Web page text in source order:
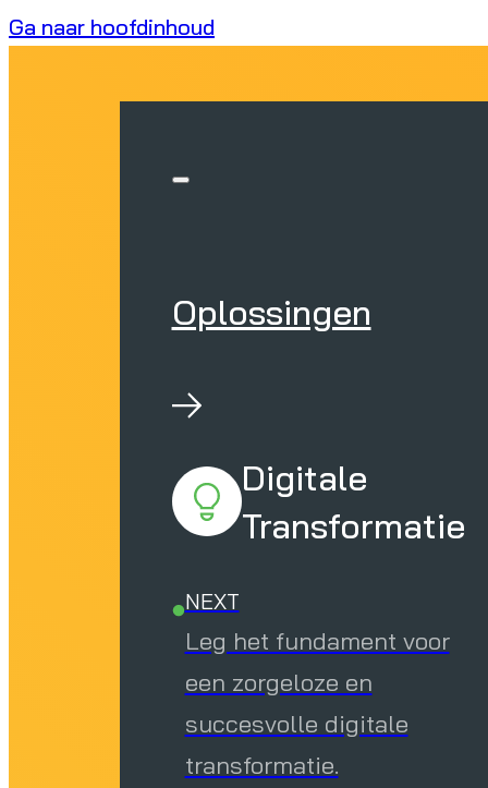
Ga naar hoofdinhoud
Oplossingen
Digitale
Transformatie
NEXT
Leg het fundament voor
een zorgeloze en
succesvolle digitale
transformatie.